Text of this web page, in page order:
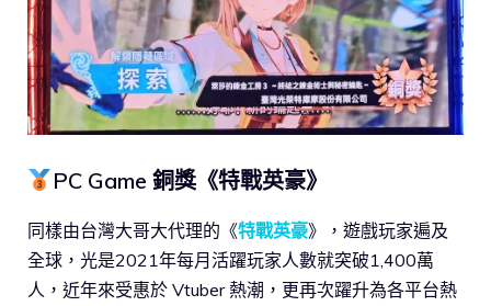
PC Game 銅獎《特戰英豪》
同樣由台灣大哥大代理的《特戰英豪》，遊戲玩家遍及
全球，光是2021年每月活躍玩家人數就突破1,400萬
人，近年來受惠於 Vtuber 熱潮，更再次躍升為各平台熱